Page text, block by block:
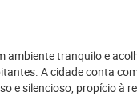
ambiente tranquilo e
A cidade conta
e silencioso, propício à